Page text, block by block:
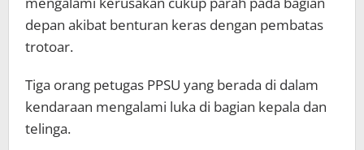
depan akibat benturan keras dengan pembatas
trotoar.
Tiga orang petugas PPSU yang berada di dalam
kendaraan mengalami luka di bagian kepala dan
telinga.